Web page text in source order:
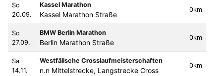
So
20.09.
Kassel Marathon
Kassel Marathon Straße
0km
So
27.09.
BMW Berlin Marathon
Berlin Marathon Straße
0km
Sa
14.11.
Westfälische Crosslaufmeisterschaften
n.n Mittelstrecke, Langstrecke Cross
0km